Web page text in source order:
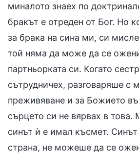
миналото знаех по
бракът е отреден от Бог. Но
за брака на сина ми, си
той няма да може да се
партньорката си. Когато
сътрудничех, разговаряше с
преживяване и за Божието
сърцето си не вярвах в това.
синът ѝ е имал късмет.
страна, не можеше да се